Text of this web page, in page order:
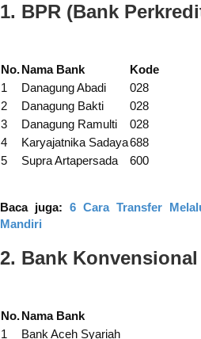
1. BPR (Bank
No.Nama Bank
Kode
1
Danagung Abadi
028
2
Danagung Bakti
028
3
Danagung Ramulti
028
4
Karyajatnika Sadaya688
5
Supra Artapersada 600
Baca juga: 6 Cara Transfer
Mandiri
2. Bank Konvensional
No.Nama Bank
1
Bank Aceh Syariah